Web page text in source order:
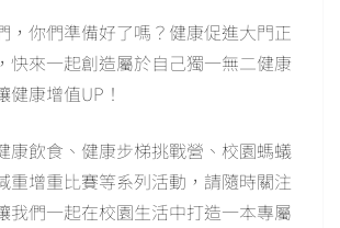
，你們準備好了嗎？健康促進大門正
快來一起創造屬於自己獨一無二健康
健康增值UP！
康飲食、健康步梯挑戰營、校園螞蟻
重增重比賽等系列活動，請隨時關注
我們一起在校園生活中打造一本專屬